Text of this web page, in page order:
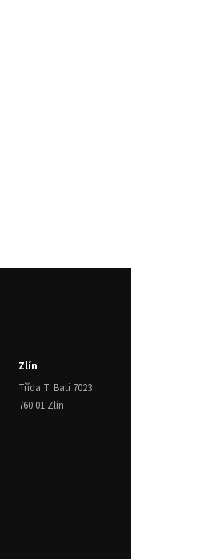
Zlín
Třída T. Bati 7023
760 01 Zlín